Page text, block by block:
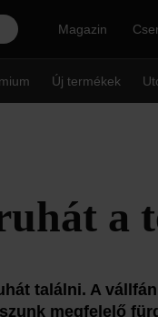
Magazin
Új termékek
a
találni. A
megfelelő